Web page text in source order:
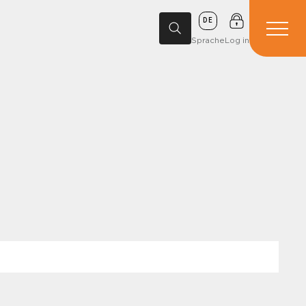
DE
SpracheLog in